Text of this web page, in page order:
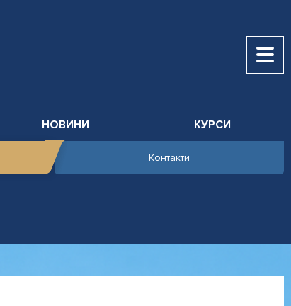
НОВИНИ КУРСИ
Контакти